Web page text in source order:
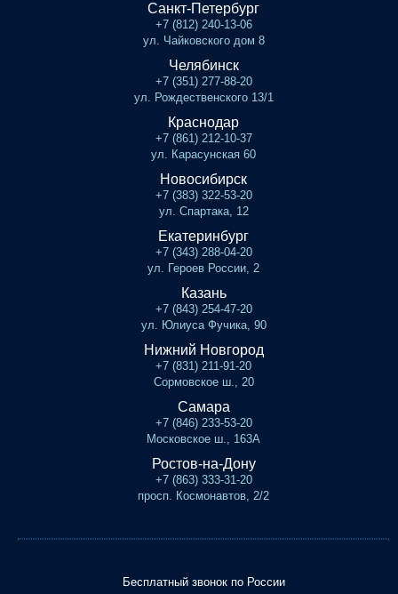
Санкт-Петербург
+7 (812) 240-13-06
ул. Чайковского дом 8
Челябинск
+7 (351) 277-88-20
ул. Рождественского 13/1
Краснодар
+7 (861) 212-10-37
ул. Карасунская 60
Новосибирск
+7 (383) 322-53-20
ул. Спартака, 12
Екатеринбург
+7 (343) 288-04-20
ул. Героев России, 2
Казань
+7 (843) 254-47-20
ул. Юлиуса Фучика, 90
Нижний Новгород
+7 (831) 211-91-20
Сормовское ш., 20
Самара
+7 (846) 233-53-20
Московское ш., 163А
Ростов-на-Дону
+7 (863) 333-31-20
просп. Космонавтов, 2/2
Бесплатный звонок по России